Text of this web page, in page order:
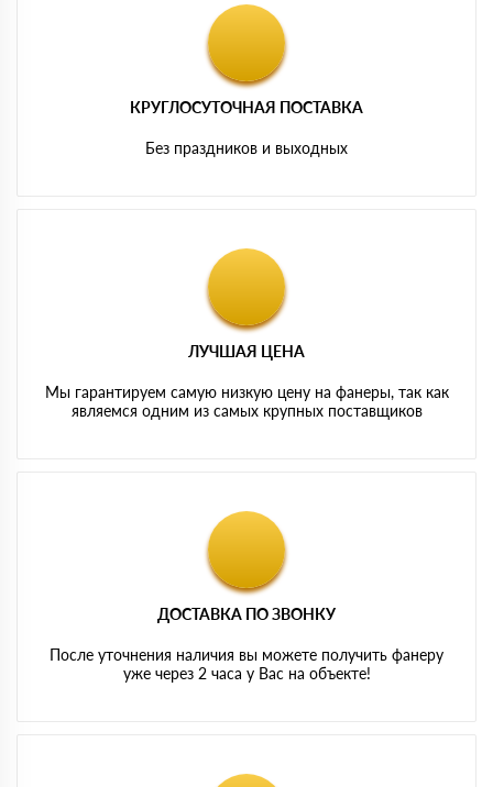
КРУГЛОСУТОЧНАЯ ПОСТАВКА
Без праздников и выходных
ЛУЧШАЯ ЦЕНА
Мы гарантируем самую низкую цену на фанеры, так как
являемся одним из самых крупных поставщиков
ДОСТАВКА ПО ЗВОНКУ
После уточнения наличия вы можете получить фанеру
уже через 2 часа у Вас на объекте!